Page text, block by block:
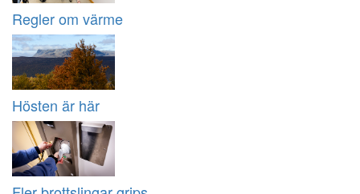
Regler om värme
Hösten är här